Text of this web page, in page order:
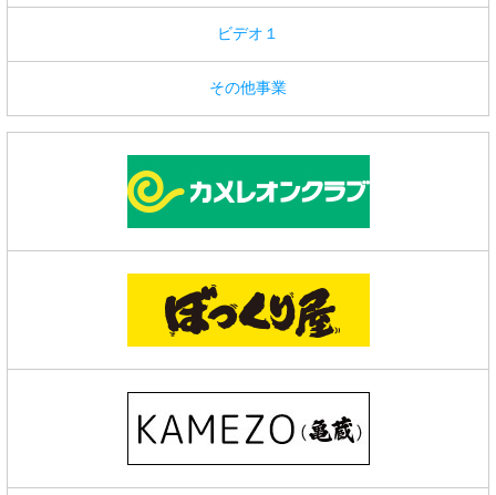
ビデオ１
その他事業